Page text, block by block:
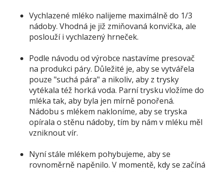
Vychlazené mléko nalijeme maximálně do 1/3
nádoby. Vhodná je již zmiňovaná konvička, ale
poslouží i vychlazený hrneček.
Podle návodu od výrobce nastavíme presovač
na produkci páry. Důležité je, aby se vytvářela
pouze "suchá pára" a nikoliv, aby z trysky
vytékala též horká voda. Parní trysku vložíme do
mléka tak, aby byla jen mírně ponořená.
Nádobu s mlékem nakloníme, aby se tryska
opírala o stěnu nádoby, tím by nám v mléku měl
vzniknout vír.
Nyní stále mlékem pohybujeme, aby se
rovnoměrně napěnilo. V momentě, kdy se začíná